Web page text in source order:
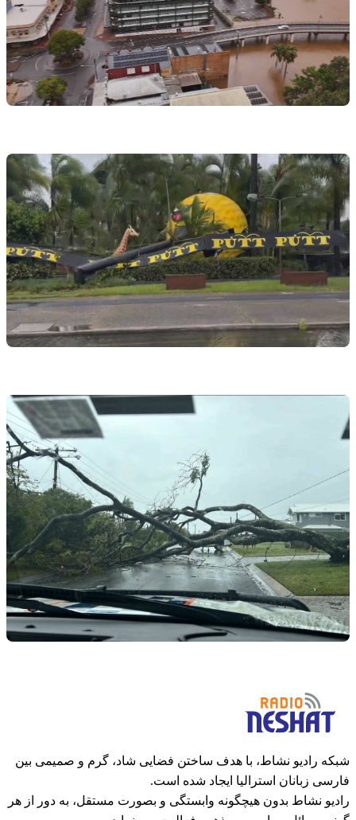
شبکه رادیو نشاط، با هدف ساختن فضایی شاد، گرم و صمیمی بین
فارسی زبانان استرالیا ایجاد شده است.
رادیو نشاط بدون هیچگونه وابستگی و بصورت مستقل، به دور از هر